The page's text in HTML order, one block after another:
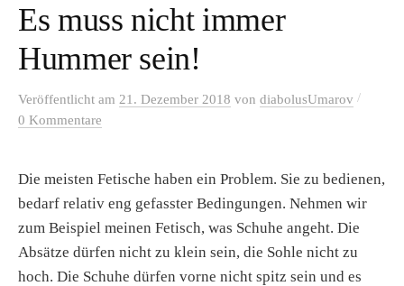
Es muss nicht immer
Hummer sein!
Veröffentlicht am 21. Dezember 2018 von diabolusUmarov /
0 Kommentare
Die meisten Fetische haben ein Problem. Sie zu bedienen,
bedarf relativ eng gefasster Bedingungen. Nehmen wir
zum Beispiel meinen Fetisch, was Schuhe angeht. Die
Absätze dürfen nicht zu klein sein, die Sohle nicht zu
hoch. Die Schuhe dürfen vorne nicht spitz sein und es